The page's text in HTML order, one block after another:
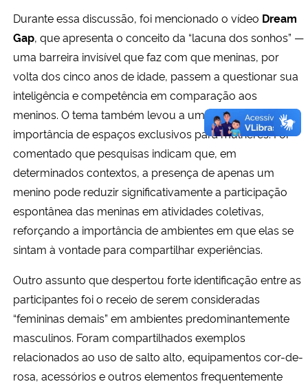
Durante essa discussão, foi mencionado o vídeo Dream
Gap, que apresenta o conceito da “lacuna dos sonhos” —
uma barreira invisível que faz com que meninas, por
volta dos cinco anos de idade, passem a questionar sua
inteligência e competência em comparação aos
meninos. O tema também levou a uma reflexão sobre a
importância de espaços exclusivos para mulheres. Foi
comentado que pesquisas indicam que, em
determinados contextos, a presença de apenas um
menino pode reduzir significativamente a participação
espontânea das meninas em atividades coletivas,
reforçando a importância de ambientes em que elas se
sintam à vontade para compartilhar experiências.
Outro assunto que despertou forte identificação entre as
participantes foi o receio de serem consideradas
“femininas demais” em ambientes predominantemente
masculinos. Foram compartilhados exemplos
relacionados ao uso de salto alto, equipamentos cor-de-
rosa, acessórios e outros elementos frequentemente